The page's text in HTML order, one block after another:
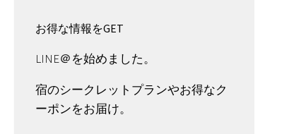
お得な情報をGET
LINE＠を始めました。
宿のシークレットプランやお得なク
ーポンをお届け。